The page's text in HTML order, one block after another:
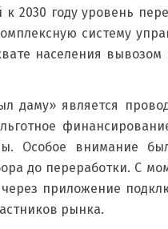
к 2030 году уровень
систему
населения
даму» является
Особое внимание
до переработки. С
приложение
рынка.